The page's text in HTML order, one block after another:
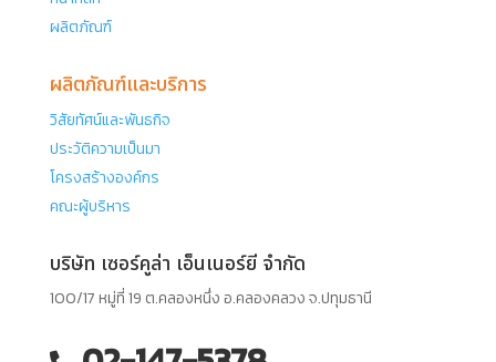
ผลิตภัณฑ์
ผลิตภัณฑ์และบริการ
วิสัยทัศน์และพันธกิจ
ประวัติความเป็นมา
โครงสร้างองค์กร
คณะผู้บริหาร
บริษัท เซอร์คูล่า เอ็นเนอร์ยี จำกัด
100/17 หมู่ที่ 19 ต.คลองหนึ่ง อ.คลองคลวง จ.ปทุมธานี